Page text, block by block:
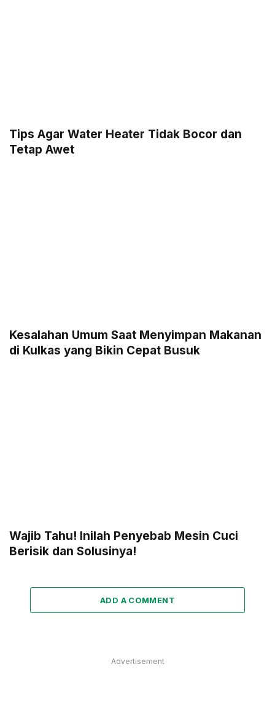
Tips Agar Water Heater Tidak Bocor dan
Tetap Awet
Kesalahan Umum Saat Menyimpan Makanan
di Kulkas yang Bikin Cepat Busuk
Wajib Tahu! Inilah Penyebab Mesin Cuci
Berisik dan Solusinya!
ADD A COMMENT
Advertisement